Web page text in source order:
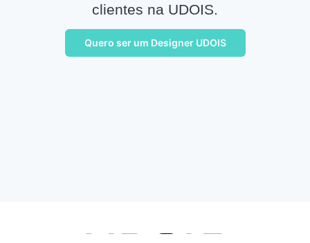
clientes na UDOIS.
Quero ser um Designer UDOIS